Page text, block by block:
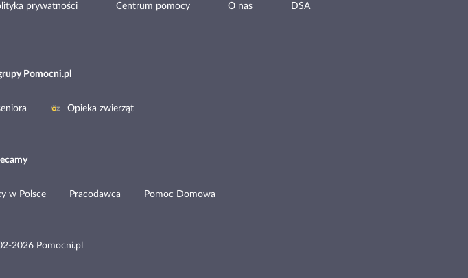
prywatności Centrum pomocy O nas DSA
Pomocni.pl
Opieka zwierząt
w Polsce Pracodawca Pomoc Domowa
2026 Pomocni.pl